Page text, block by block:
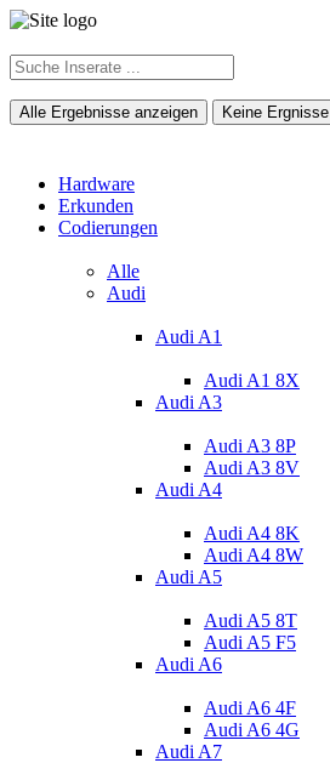
Alle Ergebnisse anzeigen Keine Ergnisse
Hardware
Erkunden
Codierungen
Alle
Audi
Audi A1
Audi A1 8X
Audi A3
Audi A3 8P
Audi A3 8V
Audi A4
Audi A4 8K
Audi A4 8W
Audi A5
Audi A5 8T
Audi A5 F5
Audi A6
Audi A6 4F
Audi A6 4G
Audi A7